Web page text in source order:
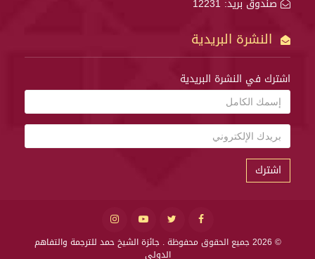
النشرة البريدية
اشترك في النشرة البريدية
اشترك
© 2026 جميع الحقوق محفوظة .
جائزة الشيخ حمد للترجمة والتفاهم
الدولي